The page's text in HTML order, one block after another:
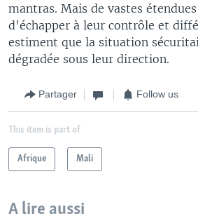
mantras. Mais de vastes
d'échapper à leur contrôle et
estiment que la situation
dégradée sous leur direction.
Partager Follow us
This item is part of
Afrique Mali
A lire aussi